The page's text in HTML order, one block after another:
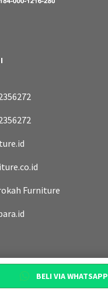
BELI VIA WHATSAPP
Furniture